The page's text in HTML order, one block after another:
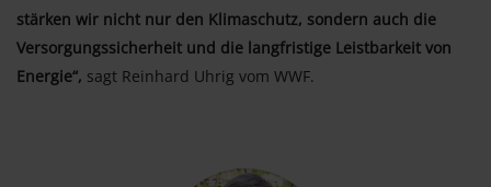
stärken wir nicht nur den Klimaschutz, sondern auch die
Versorgungssicherheit und die langfristige Leistbarkeit von
Energie“, sagt Reinhard Uhrig vom WWF.